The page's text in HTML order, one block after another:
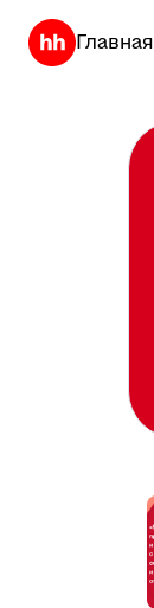
Главная